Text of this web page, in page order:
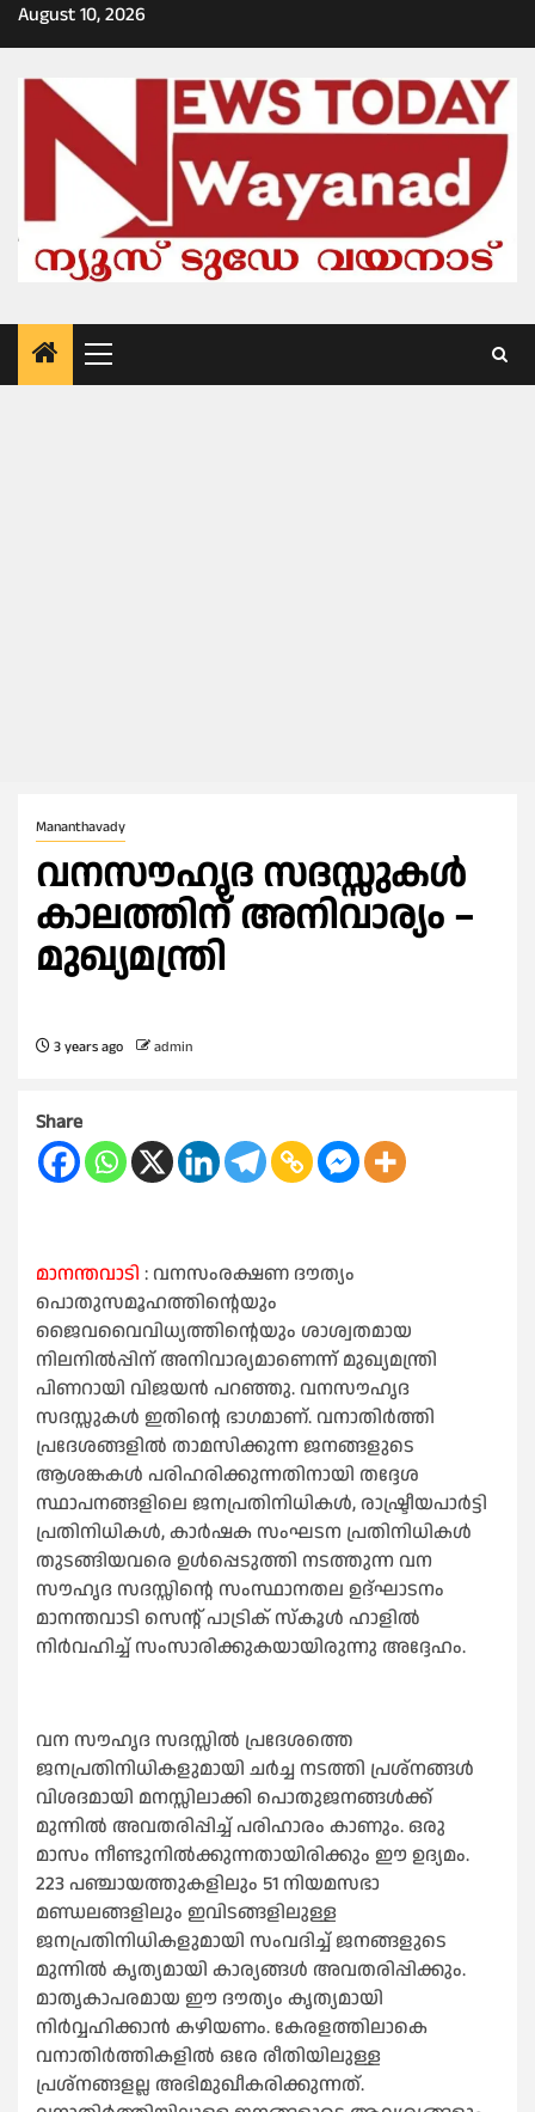
Skip
to
August 10, 2026
Primary
Menu
Mananthavady
വനസൗഹൃദ സദസ്സുകള്‍
കാലത്തിന് അനിവാര്യം –
മുഖ്യമന്ത്രി
3 years ago admin
Share
മാനന്തവാടി : വനസംരക്ഷണ ദൗത്യം
പൊതുസമൂഹത്തിന്റെയും
ജൈവവൈവിധ്യത്തിന്റെയും ശാശ്വതമായ
നിലനില്‍പ്പിന് അനിവാര്യമാണെന്ന് മുഖ്യമന്ത്രി
പിണറായി വിജയന്‍ പറഞ്ഞു. വനസൗഹൃദ
സദസ്സുകള്‍ ഇതിന്റെ ഭാഗമാണ്. വനാതിര്‍ത്തി
പ്രദേശങ്ങളില്‍ താമസിക്കുന്ന ജനങ്ങളുടെ
ആശങ്കകള്‍ പരിഹരിക്കുന്നതിനായി തദ്ദേശ
സ്ഥാപനങ്ങളിലെ ജനപ്രതിനിധികള്‍, രാഷ്ട്രീയപാര്‍ട്ടി
പ്രതിനിധികള്‍, കാര്‍ഷക സംഘടന പ്രതിനിധികള്‍
തുടങ്ങിയവരെ ഉള്‍പ്പെടുത്തി നടത്തുന്ന വന
സൗഹൃദ സദസ്സിന്റെ സംസ്ഥാനതല ഉദ്ഘാടനം
മാനന്തവാടി സെന്റ് പാട്രിക് സ്‌കൂള്‍ ഹാളില്‍
നിര്‍വഹിച്ച് സംസാരിക്കുകയായിരുന്നു അദ്ദേഹം.
വന സൗഹൃദ സദസ്സില്‍ പ്രദേശത്തെ
ജനപ്രതിനിധികളുമായി ചര്‍ച്ച നടത്തി പ്രശ്‌നങ്ങള്‍
വിശദമായി മനസ്സിലാക്കി പൊതുജനങ്ങള്‍ക്ക്
മുന്നില്‍ അവതരിപ്പിച്ച് പരിഹാരം കാണും. ഒരു
മാസം നീണ്ടുനില്‍ക്കുന്നതായിരിക്കും ഈ ഉദ്യമം.
223 പഞ്ചായത്തുകളിലും 51 നിയമസഭാ
മണ്ഡലങ്ങളിലും ഇവിടങ്ങളിലുള്ള
ജനപ്രതിനിധികളുമായി സംവദിച്ച് ജനങ്ങളുടെ
മുന്നില്‍ കൃത്യമായി കാര്യങ്ങള്‍ അവതരിപ്പിക്കും.
മാതൃകാപരമായ ഈ ദൗത്യം കൃത്യമായി
നിര്‍വ്വഹിക്കാന്‍ കഴിയണം. കേരളത്തിലാകെ
വനാതിര്‍ത്തികളില്‍ ഒരേ രീതിയിലുള്ള
പ്രശ്‌നങ്ങളല്ല അഭിമുഖീകരിക്കുന്നത്.